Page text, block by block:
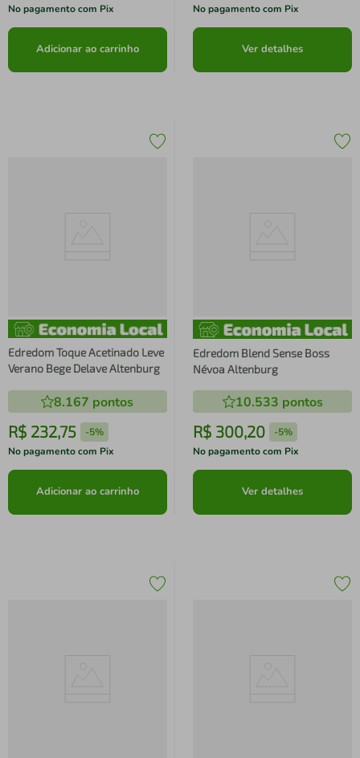
No pagamento com Pix
Adicionar ao carrinho
No pagamento com Pix
Ver detalhes
Edredom Toque Acetinado Leve
Verano Bege Delave Altenburg
8.167 pontos
R$ 232,75 -5%
No pagamento com Pix
Adicionar ao carrinho
Edredom Blend Sense Boss
Névoa Altenburg
10.533 pontos
R$ 300,20 -5%
No pagamento com Pix
Ver detalhes